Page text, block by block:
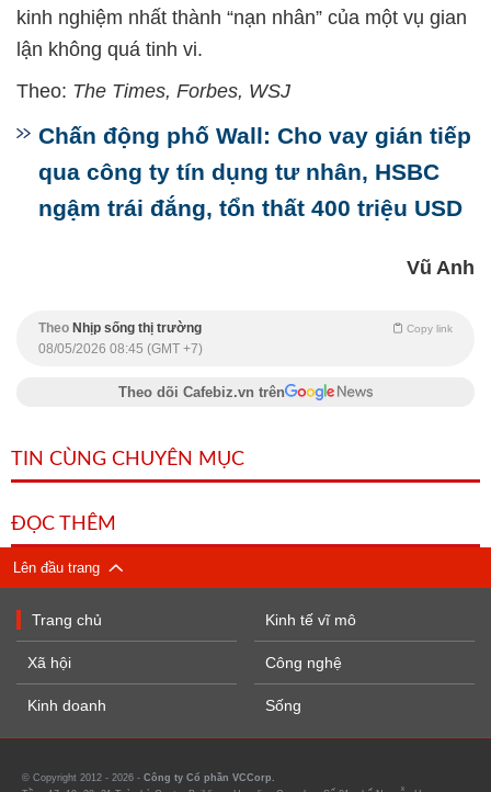
kinh nghiệm nhất thành “nạn nhân” của một vụ gian
lận không quá tinh vi.
Theo: The Times, Forbes, WSJ
Chấn động phố Wall: Cho vay gián tiếp
qua công ty tín dụng tư nhân, HSBC
ngậm trái đắng, tổn thất 400 triệu USD
Vũ Anh
Theo Nhịp sống thị trường Copy link
08/05/2026 08:45 (GMT +7)
Theo dõi Cafebiz.vn trên
TIN CÙNG CHUYÊN MỤC
ĐỌC THÊM
Lên đầu trang
Trang chủ
Xã hội
Kinh doanh
Kinh tế vĩ mô
Công nghệ
Sống
© Copyright 2012 - 2026 - Công ty Cổ phần VCCorp.